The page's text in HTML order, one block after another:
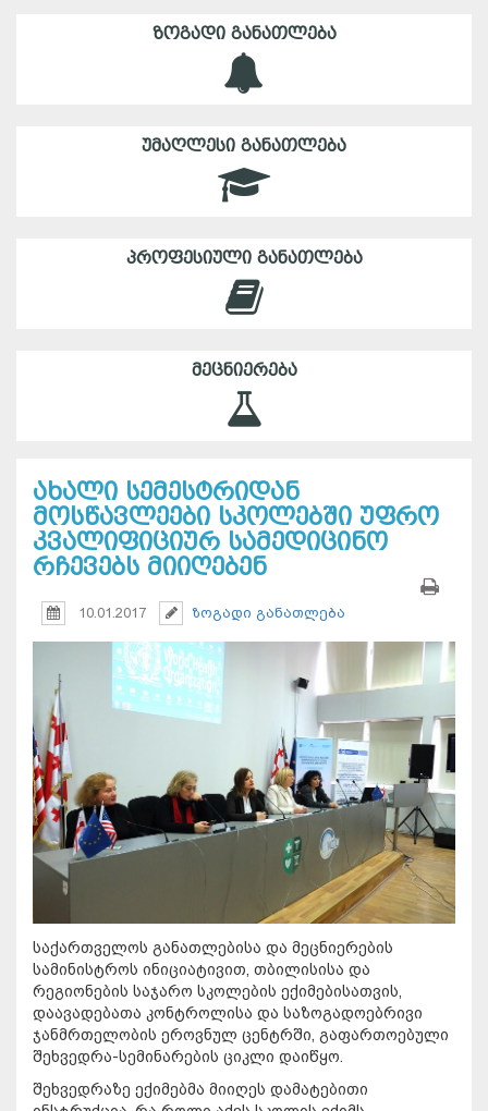
ᲖᲝᲒᲐᲓᲘ ᲒᲐᲜᲐᲗᲚᲔᲑᲐ
ᲣᲛᲐᲦᲚᲔᲡᲘ ᲒᲐᲜᲐᲗᲚᲔᲑᲐ
ᲞᲠᲝᲤᲔᲡᲘᲣᲚᲘ ᲒᲐᲜᲐᲗᲚᲔᲑᲐ
ᲛᲔᲪᲜᲘᲔᲠᲔᲑᲐ
ახალი სემესტრიდან
მოსწავლეები სკოლებში უფრო
კვალიფიციურ სამედიცინო
რჩევებს მიიღებენ
10.01.2017 ზოგადი განათლება
საქართველოს განათლებისა და მეცნიერების
სამინისტროს ინიციატივით, თბილისისა და
რეგიონების საჯარო სკოლების ექიმებისათვის,
დაავადებათა კონტროლისა და საზოგადოებრივი
ჯანმრთელობის ეროვნულ ცენტრში, გაფართოებული
შეხვედრა-სემინარების ციკლი დაიწყო.
შეხვედრაზე ექიმებმა მიიღეს დამატებითი